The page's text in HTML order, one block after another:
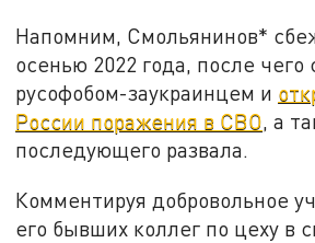
Напомним, Смольянинов*
осенью 2022 года, после
русофобом-заукраинцем и
России поражения в СВО, а
последующего развала.
Комментируя добровольное
его бывших коллег по цеху в